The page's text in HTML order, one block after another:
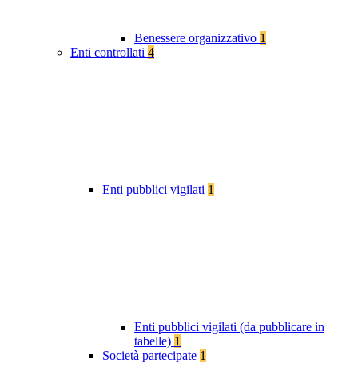
Benessere organizzativo 1
Enti controllati 4
Enti pubblici vigilati 1
Enti pubblici vigilati (da pubblicare in
tabelle) 1
Società partecipate 1